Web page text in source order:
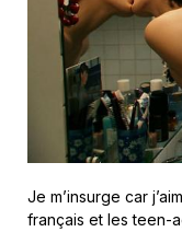
Je m’insurge car
français et les teen-